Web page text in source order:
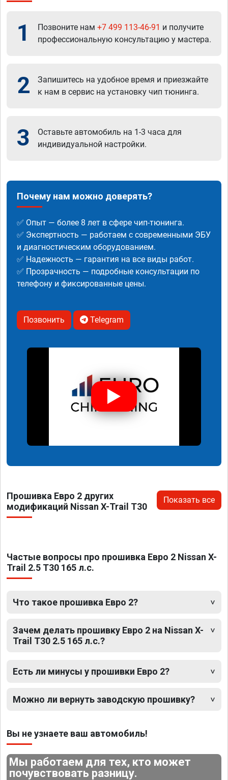
1 Позвоните нам +7 499 113-46-91 и получите
профессиональную консультацию у мастера.
2
Запишитесь на удобное время и приезжайте
к нам в сервис на установку чип тюнинга.
3
Оставьте автомобиль на 1-3 часа для
индивидуальной настройки.
Почему нам можно доверять?
✅ Опыт — более 8 лет в сфере чип-тюнинга.
✅ Экспертность — работаем с современными ЭБУ
и диагностическим оборудованием.
✅ Надежность — гарантия на все виды работ.
✅ Прозрачность — подробные консультации по
телефону и фиксированные цены.
Позвонить Telegram
Прошивка Евро 2 других
модификаций Nissan X-Trail T30
Показать все
Частые вопросы про прошивка Евро 2 Nissan X-
Trail 2.5 T30 165 л.с.
Что такое прошивка Евро 2?
Зачем делать прошивку Евро 2 на Nissan X-
Trail T30 2.5 165 л.с.?
Есть ли минусы у прошивки Евро 2?
Можно ли вернуть заводскую прошивку?
Вы не узнаете ваш автомобиль!
Мы работаем для тех, кто может
почувствовать разницу.